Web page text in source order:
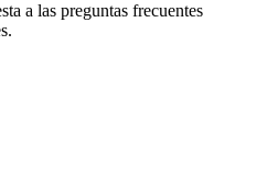
a las preguntas frecuentes